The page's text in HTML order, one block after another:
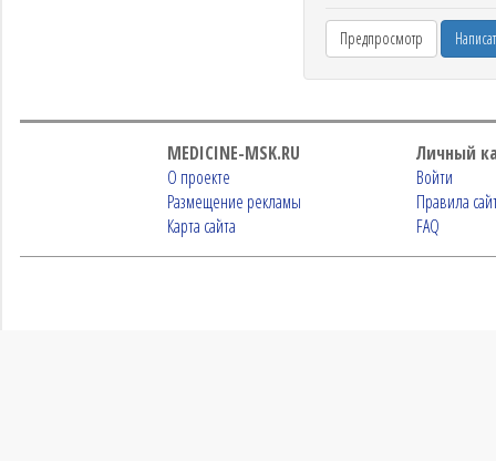
MEDICINE-MSK.RU
О проекте
Размещение рекламы
Карта сайта
Личный
Войти
Правила
FAQ